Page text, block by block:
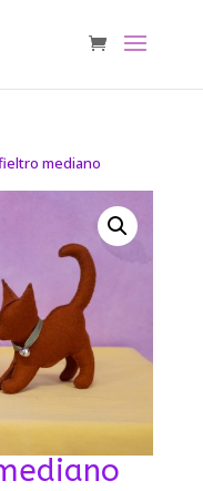
mediano